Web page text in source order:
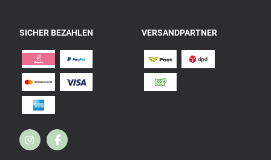
SICHER BEZAHLEN VERSANDPARTNER